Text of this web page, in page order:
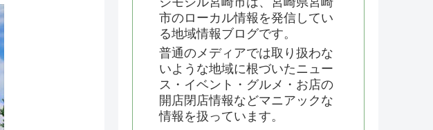
市のローカル情報を発信してい
る地域情報ブログです。
普通のメディアでは取り扱わな
いような地域に根づいたニュー
ス・イベント・グルメ・お店の
開店閉店情報などマニアックな
情報を扱っています。